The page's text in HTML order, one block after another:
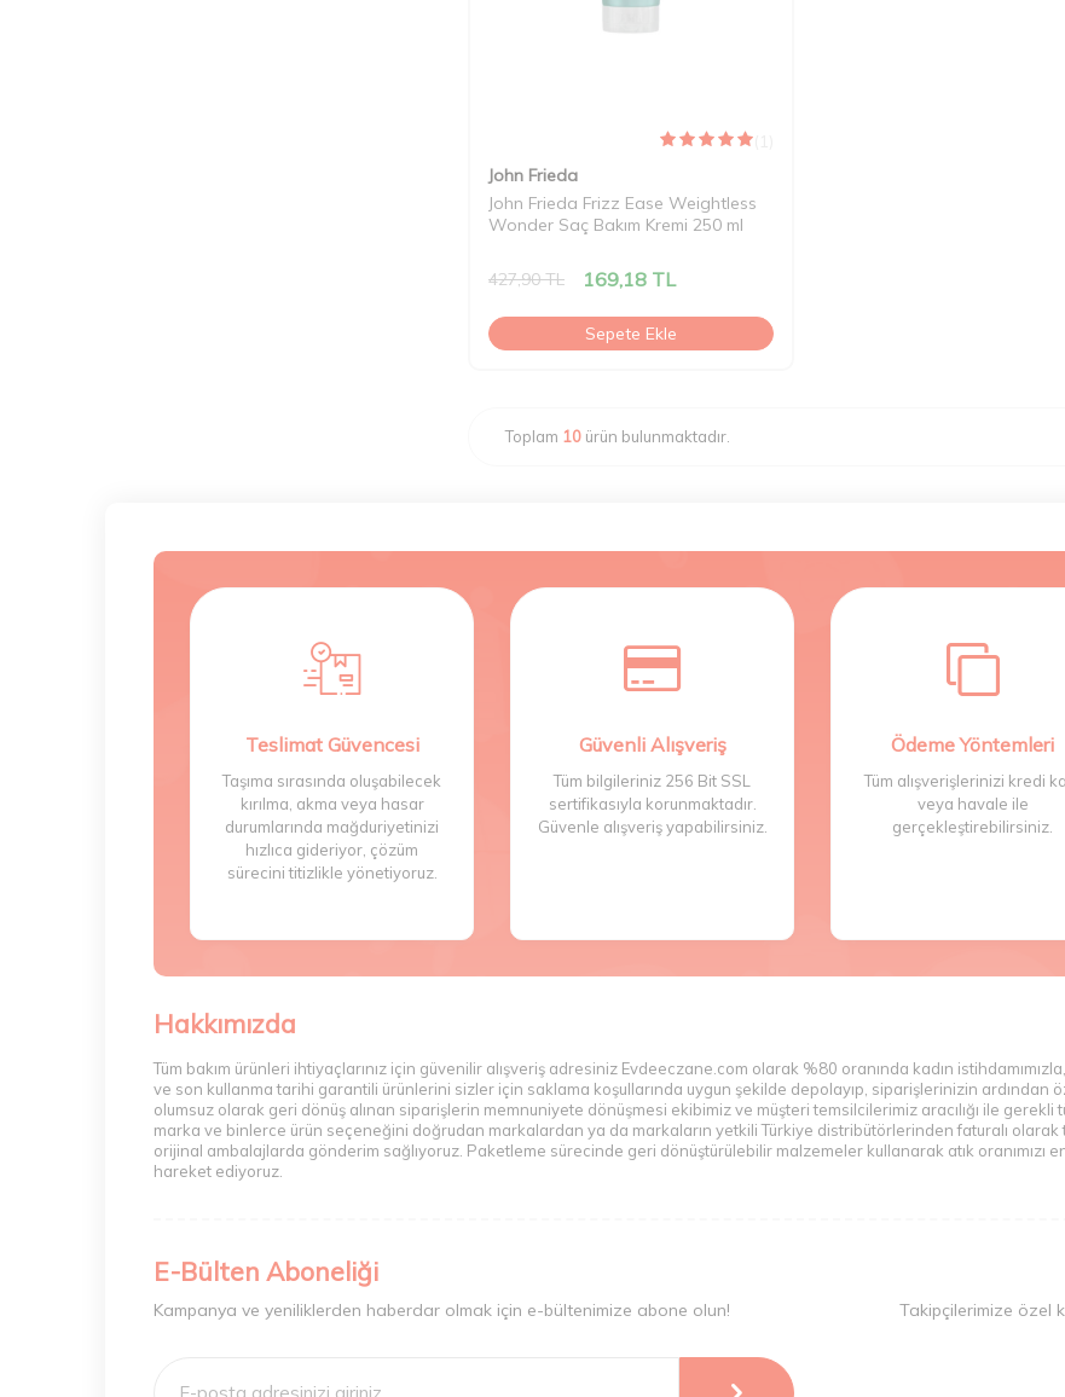
(1)
John Frieda
John Frieda Frizz Ease Weightless
Wonder Saç Bakım Kremi 250 ml
427,90TL 169,18 TL
Sepete Ekle
Toplam 10 ürün bulunmaktadır.
Teslimat Güvencesi
Taşıma sırasında oluşabilecek
kırılma, akma veya hasar
durumlarında mağduriyetinizi
hızlıca gideriyor, çözüm
sürecini titizlikle yönetiyoruz.
Güvenli Alışveriş
Tüm bilgileriniz 256 Bit SSL
sertifikasıyla korunmaktadır.
Güvenle alışveriş yapabilirsiniz.
Ödeme Yöntemleri
Tüm alışverişlerinizi kredi
veya havale ile
gerçekleştirebilirsiniz.
Hakkımızda
Tüm bakım ürünleri ihtiyaçlarınız için güvenilir alışveriş adresiniz Evdeeczane.com olarak %80 oranında kadın
ve son kullanma tarihi garantili ürünlerini sizler için saklama koşullarında uygun şekilde depolayıp, siparişlerinizin ardından
olumsuz olarak geri dönüş alınan siparişlerin memnuniyete dönüşmesi ekibimiz ve müşteri temsilcilerimiz aracılığı ile gerekli
marka ve binlerce ürün seçeneğini doğrudan markalardan ya da markaların yetkili Türkiye distribütörlerinden faturalı olarak
orijinal ambalajlarda gönderim sağlıyoruz. Paketleme sürecinde geri dönüştürülebilir malzemeler kullanarak atık
hareket ediyoruz.
E-Bülten Aboneliği
Kampanya ve yeniliklerden haberdar olmak için e-bültenimize abone olun! Takipçilerimize özel